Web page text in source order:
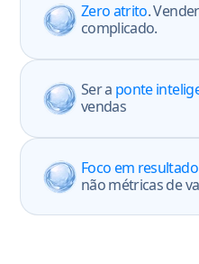
Zero atrito.
complicado.
Ser a ponte
vendas
Foco em resultado
não métricas de